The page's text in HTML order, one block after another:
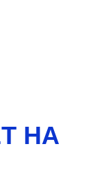
НА